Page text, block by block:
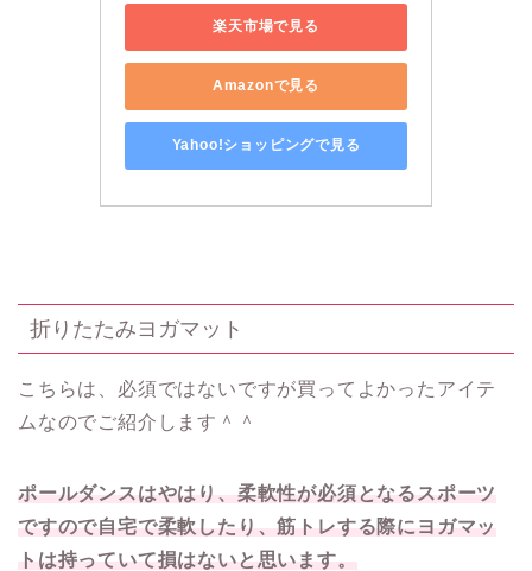
楽天市場で見る
Amazonで見る
Yahoo!ショッピングで見る
折りたたみヨガマット
こちらは、必須ではないですが買ってよかったアイテ
ムなのでご紹介します＾＾
ポールダンスはやはり、柔軟性が必須となるスポーツ
ですので自宅で柔軟したり、筋トレする際にヨガマッ
トは持っていて損はないと思います。